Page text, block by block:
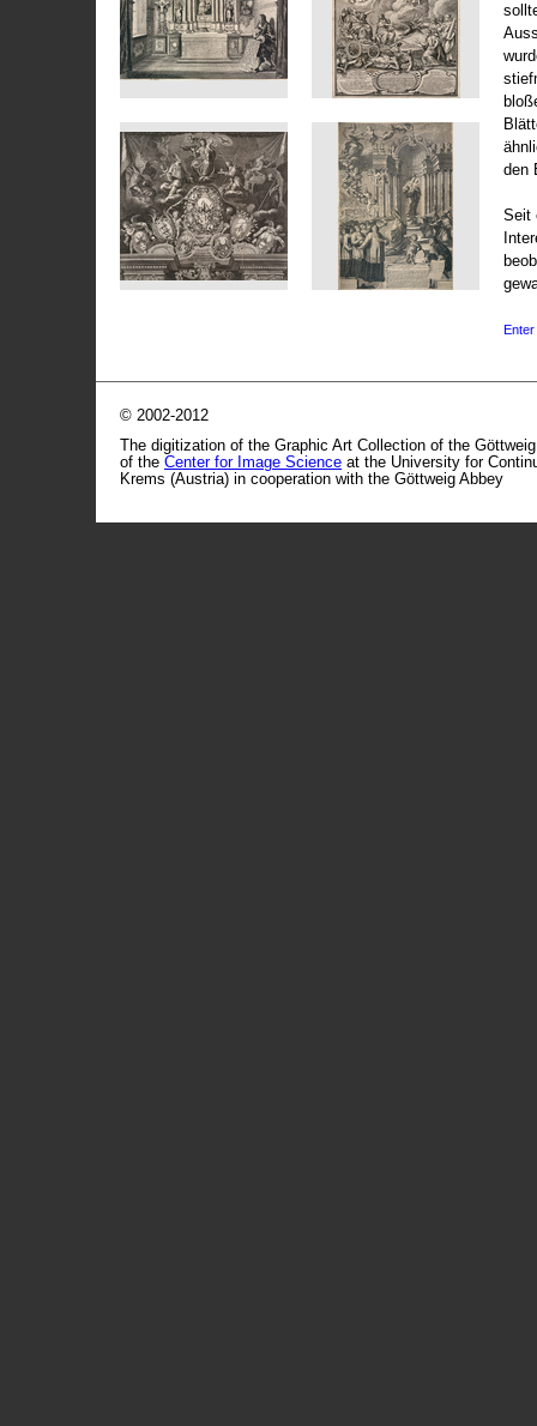
den
Seit
© 2002-2012
The digitization of the Graphic Art Collection of the
of the Center for Image Science at the University for
Krems (Austria) in cooperation with the Göttweig Abbey